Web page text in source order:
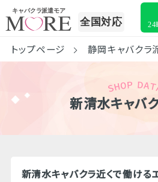
キャバクラ派遣モア
全国対応 24
トップページ 静岡キャバクラ
新清水キャバ
新清水キャバクラ近くで働ける